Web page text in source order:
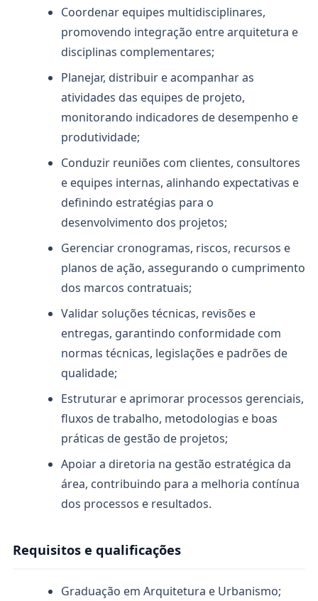
Coordenar equipes multidisciplinares,
promovendo integração entre arquitetura e
disciplinas complementares;
Planejar, distribuir e acompanhar as
atividades das equipes de projeto,
monitorando indicadores de desempenho e
produtividade;
Conduzir reuniões com clientes, consultores
e equipes internas, alinhando expectativas e
definindo estratégias para o
desenvolvimento dos projetos;
Gerenciar cronogramas, riscos, recursos e
planos de ação, assegurando o cumprimento
dos marcos contratuais;
Validar soluções técnicas, revisões e
entregas, garantindo conformidade com
normas técnicas, legislações e padrões de
qualidade;
Estruturar e aprimorar processos gerenciais,
fluxos de trabalho, metodologias e boas
práticas de gestão de projetos;
Apoiar a diretoria na gestão estratégica da
área, contribuindo para a melhoria contínua
dos processos e resultados.
Requisitos e qualificações
Graduação em Arquitetura e Urbanismo;